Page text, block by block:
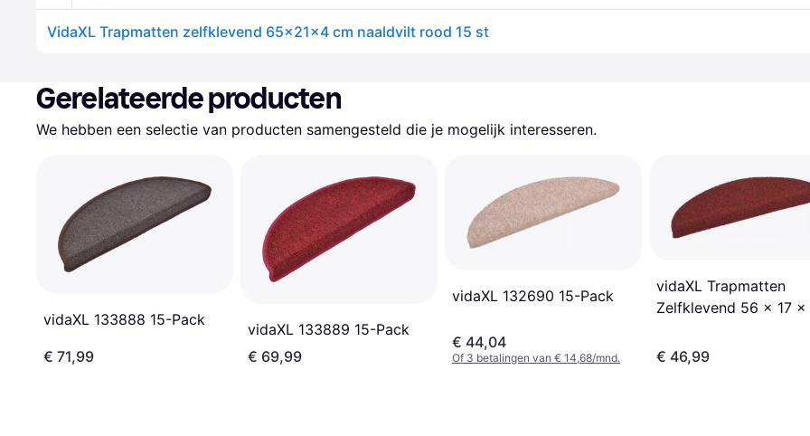
VidaXL Trapmatten zelfklevend 65x21x4 cm naaldvilt rood 15 st
Gerelateerde producten
We hebben een selectie van producten samengesteld die je mogelijk interesseren.
vidaXL 133888 15-Pack
€ 71,99
vidaXL 133889 15-Pack
€ 69,99
vidaXL 132690 15-Pack
€ 44,04
Of 3 betalingen van € 14,68/mnd.
vidaXL Trapmatten
Zelfklevend 56 x 17 x
€ 46,99